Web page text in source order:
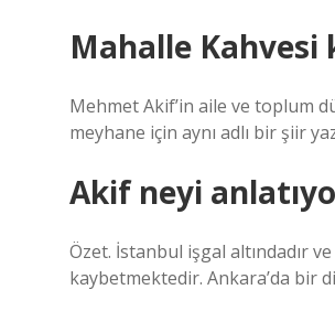
Mahalle Kahvesi
Mehmet Akif’in aile ve toplum
meyhane için aynı adlı bir şiir
Akif neyi
Özet. İstanbul işgal altındadır
kaybetmektedir. Ankara’da bir